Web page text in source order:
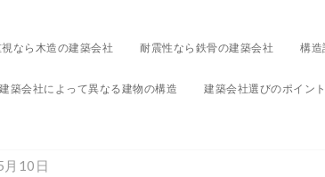
なら木造の建築会社 耐震性なら鉄骨の建築会社 構造
建築会社によって異なる建物の構造 建築会社選びのポイント
類
頼するときに選ぶ
10日